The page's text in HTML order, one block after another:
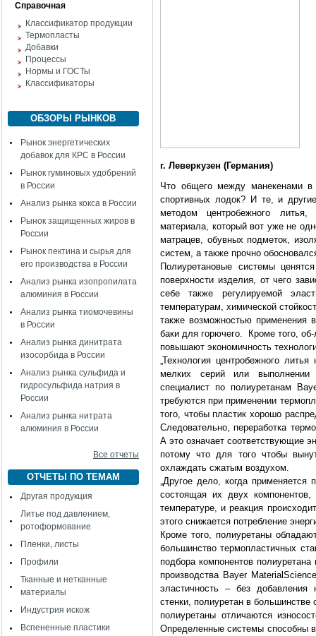
Справочная
Классификатор продукции
Термопласты
Добавки
Процессы
Нормы и ГОСТы
Классификаторы
ОБЗОРЫ РЫНКОВ
Рынок энергетических
добавок для КРС в России
Рынок гуминовых удобрений
в России
Анализ рынка кокса в России
Рынок защищенных жиров в
России
Рынок пектина и сырья для
его производства в России
Анализ рынка изопропилата
алюминия в России
Анализ рынка тиомочевины
в России
Анализ рынка динитрата
изосорбида в России
Анализ рынка сульфида и
гидросульфида натрия в
России
Анализ рынка нитрата
алюминия в России
Все отчеты
ОТЧЕТЫ ПО ТЕМАМ
Другая продукция
Литье под давлением,
ротоформование
Пленки, листы
Профили
Тканные и нетканные
материалы
Индустрия искож
Вспененные пластики
г. Леверкузен (Германия)
Что общего между манекенами в
спортивных лодок? И те, и
методом центробежного литья,
материала, который вот уже не
матрацев, обувных подметок,
систем, а также прочно
Полиуретановые системы
поверхности изделия, от чего
себе также регулируемой
температурам, химической
также возможностью применения
баки для горючего. Кроме того,
повышают экономичность
„Технология центробежного
мелких серий или выполнении
специалист по полиуретанам
требуются при применении
того, чтобы пластик хорошо
Следовательно, переработка
А это означает соответствующие
потому что для того чтобы
охлаждать сжатым воздухом.
„Другое дело, когда применяется
состоящая их двух
температуре, и реакция
этого снижается потребление
Кроме того, полиуретаны
большинство термопластичных
подбора компонентов
производства Bayer
эластичность – без
стенки, полиуретан в
полиуретаны отличаются
Определенные системы способны